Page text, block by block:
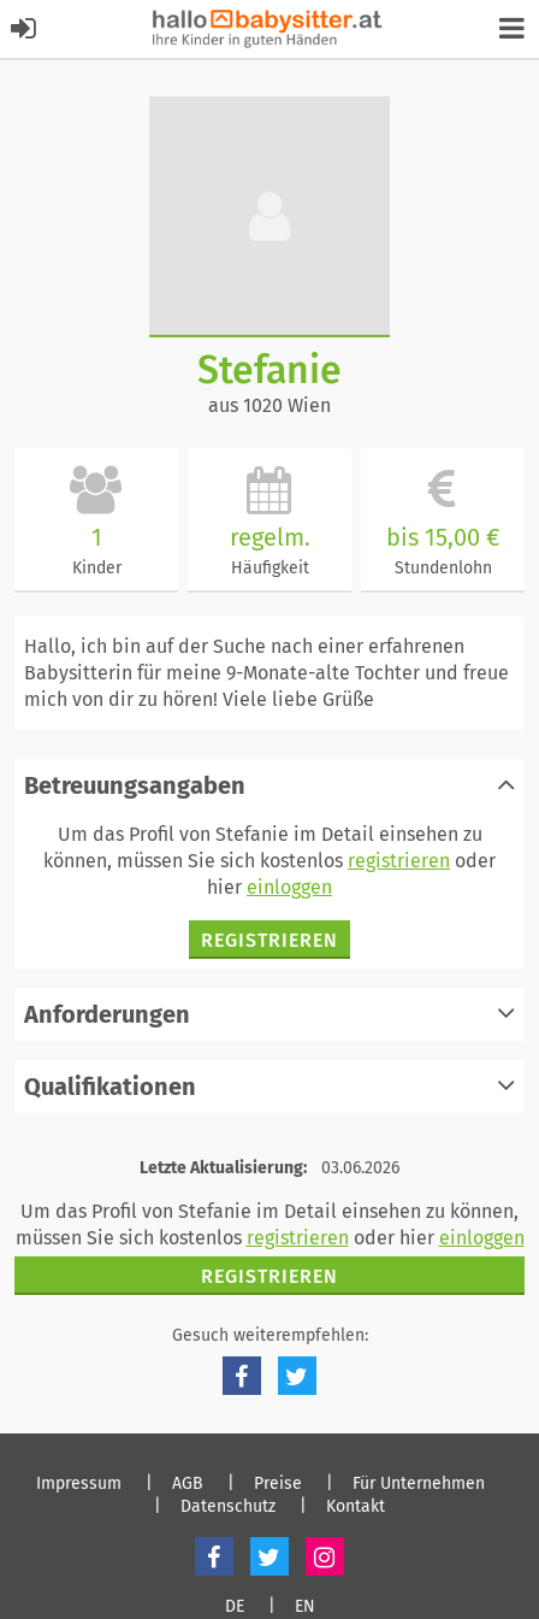
Stefanie
aus 1020 Wien
1
Kinder
regelm.
Häufigkeit
bis 15,00 €
Stundenlohn
Hallo, ich bin auf der Suche nach einer erfahrenen
Babysitterin für meine 9-Monate-alte Tochter und freue
mich von dir zu hören! Viele liebe Grüße
Betreuungsangaben
Um das Profil von Stefanie im Detail einsehen zu
können, müssen Sie sich kostenlos registrieren oder
hier einloggen
REGISTRIEREN
Anforderungen
Qualifikationen
registrieren
Letzte Aktualisierung: 03.06.2026
Um das Profil von Stefanie im Detail einsehen zu können,
müssen Sie sich kostenlos registrieren oder hier einloggen
REGISTRIEREN
Gesuch weiterempfehlen:
Impressum AGB Preise
Für Unternehmen
Datenschutz
Kontakt
DE EN